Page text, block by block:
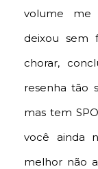
volume me
deixou sem
chorar,
resenha tão
mas tem
você ainda
melhor não